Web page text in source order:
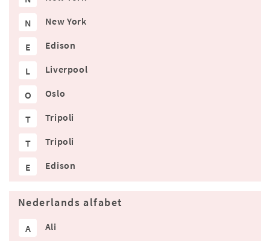
N New York
E Edison
L Liverpool
O Oslo
T Tripoli
T Tripoli
E Edison
Nederlands alfabet
A Ali